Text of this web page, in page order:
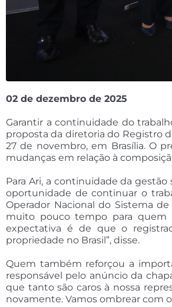
02 de dezembro de 2025
Garantir a continuidade do
proposta da diretoria do Registro
27 de novembro, em Brasília. O
mudanças em relação à
Para Ari, a continuidade da
oportunidade de continuar o
Operador Nacional do Sistema
muito pouco tempo para quem
expectativa é de que o
propriedade no Brasil”, disse.
Quem também reforçou a
responsável pelo anúncio da
que tanto são caros à nossa
novamente. Vamos ombrear com